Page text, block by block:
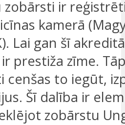
zobārsti ir
kamerā
Lai gan šī
prestiža zīme.
cenšas to iegūt,
Šī dalība ir
zobārstu